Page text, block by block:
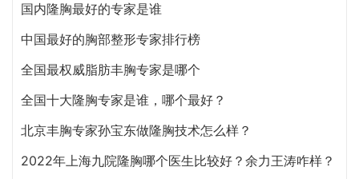
国内隆胸最好的专家是谁
中国最好的胸部整形专家排行榜
全国最权威脂肪丰胸专家是哪个
全国十大隆胸专家是谁，哪个最好？
北京丰胸专家孙宝东做隆胸技术怎么样？
2022年上海九院隆胸哪个医生比较好？余力王涛咋样？